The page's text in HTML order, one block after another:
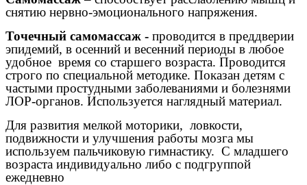
снятию нервно-эмоционального напряжения.
Точечный самомассаж - проводится в преддверии
эпидемий, в осенний и весенний периоды в любое
удобное время со старшего возраста. Проводится
строго по специальной методике. Показан детям с
частыми простудными заболеваниями и болезнями
ЛОР-органов. Используется наглядный материал.
Для развития мелкой моторики, ловкости,
подвижности и улучшения работы мозга мы
используем пальчиковую гимнастику. С младшего
возраста индивидуально либо с подгруппой
ежедневно